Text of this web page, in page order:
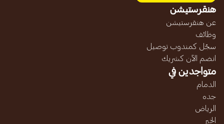
هنقرستيشن
عن هنقرستيشن
وظائف
سجّل كمندوب توصيل
انضم الآن كشريك
متواجدين في
الدمام
جده
الرياض
الخبر